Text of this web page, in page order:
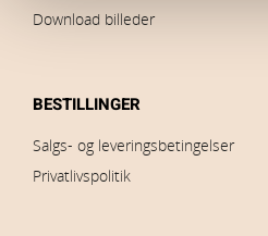
Download billeder
BESTILLINGER
Salgs- og leveringsbetingelser
Privatlivspolitik